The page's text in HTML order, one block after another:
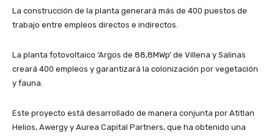
La construcción de la planta generará más de 400 puestos de
trabajo entre empleos directos e indirectos.
La planta fotovoltaico ‘Argos de 88,8MWp’ de Villena y Salinas
creará 400 empleos y garantizará la colonización por vegetación
y fauna.
Este proyecto está desarrollado de manera conjunta por Atitlan
Helios, Awergy y Aurea Capital Partners, que ha obtenido una